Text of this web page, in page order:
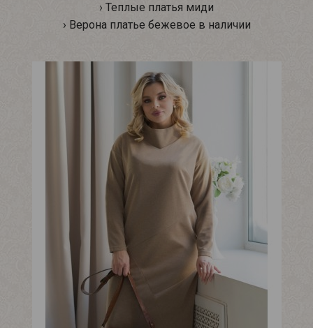
Теплые платья миди
Верона платье бежевое в наличии